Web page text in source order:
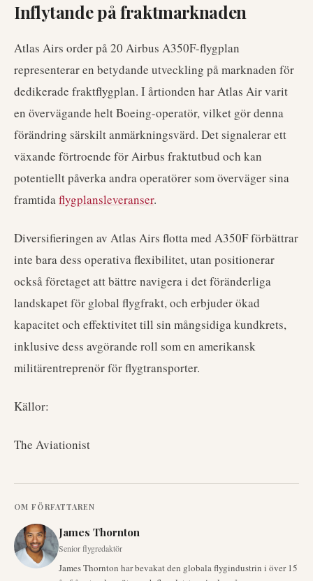
Inflytande på fraktmarknaden
Atlas Airs order på 20 Airbus A350F-flygplan
representerar en betydande utveckling på marknaden för
dedikerade fraktflygplan. I årtionden har Atlas Air varit
en övervägande helt Boeing-operatör, vilket gör denna
förändring särskilt anmärkningsvärd. Det signalerar ett
växande förtroende för Airbus fraktutbud och kan
potentiellt påverka andra operatörer som överväger sina
framtidaflygplansleveranser.
Diversifieringen av Atlas Airs flotta med A350F förbättrar
inte bara dess operativa flexibilitet, utan positionerar
också företaget att bättre navigera i det föränderliga
landskapet för global flygfrakt, och erbjuder ökad
kapacitet och effektivitet till sin mångsidiga kundkrets,
inklusive dess avgörande roll som en amerikansk
militärentreprenör för flygtransporter.
Källor:
The Aviationist
OM FÖRFATTAREN
James Thornton
Senior flygredaktör
James Thornton har bevakat den globala flygindustrin i över 15